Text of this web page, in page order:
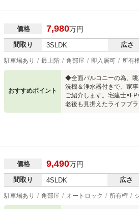
価格 7,980万円
間取り 3SLDK 広さ
駐車場あり 最上階 角部屋 即入居可 所有
おすすめポイント
◆全面バルコニーの為、
洗機＆浄水器付きで、家
ご紹介します。宅建士
老後も見据えたライフプ
価格 9,490万円
間取り 4SLDK 広さ
駐車場あり 角部屋 オートロック 所有権